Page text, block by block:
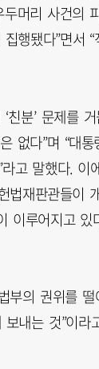
머리 사건의
행됐다”면서
분’ 문제를
없다”며 “대
고 말했다. 이
법재판관들이
이루어지고 있
부의 권위를
내는 것”이라